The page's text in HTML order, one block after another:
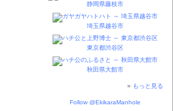
静岡県藤枝市
埼玉県越谷市
東京都渋谷区
秋田県大館市
» もっと見る
Follow @EkikaraManhole